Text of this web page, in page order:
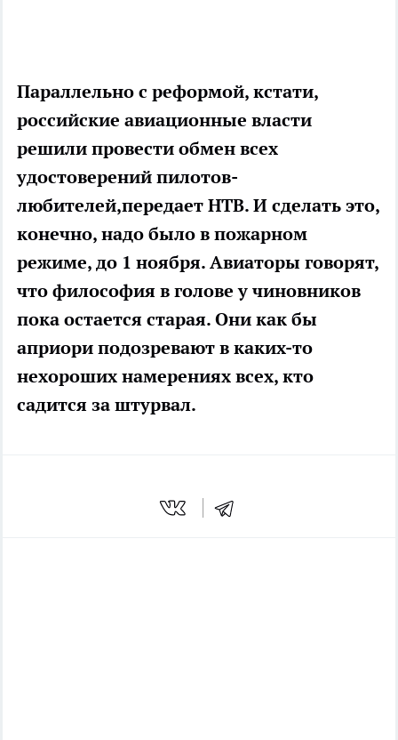
Параллельно с реформой, кстати,
российские авиационные власти
решили провести обмен всех
удостоверений пилотов-
любителей,передает НТВ. И сделать это,
конечно, надо было в пожарном
режиме, до 1 ноября. Авиаторы говорят,
что философия в голове у чиновников
пока остается старая. Они как бы
априори подозревают в каких-то
нехороших намерениях всех, кто
садится за штурвал.